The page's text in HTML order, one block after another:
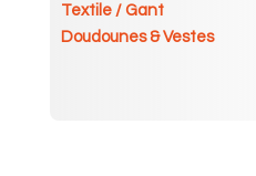
Textile / Gant
Doudounes & Vestes